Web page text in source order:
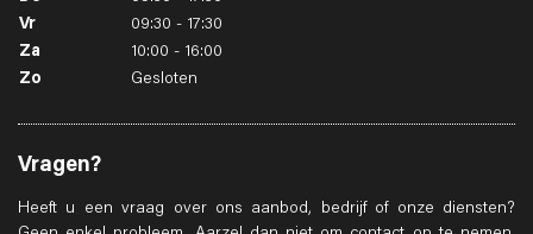
Vr
09:30 - 17:30
Za
10:00 - 16:00
Zo
Gesloten
Vragen?
Heeft u een vraag over ons aanbod, bedrijf of onze diensten?